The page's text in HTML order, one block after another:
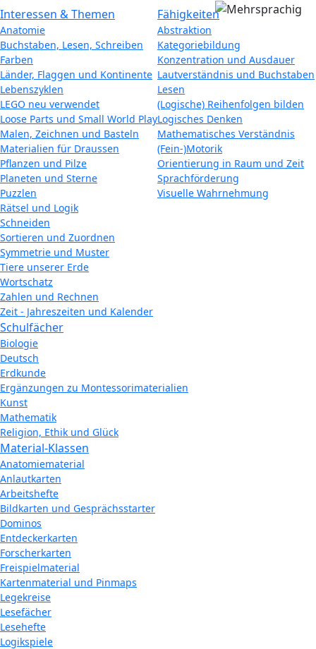
Interessen & Themen
Anatomie
Buchstaben, Lesen, Schreiben
Farben
Länder, Flaggen und Kontinente
Lebenszyklen
LEGO neu verwendet
Loose Parts und Small World Play
Malen, Zeichnen und Basteln
Materialien für Draussen
Pflanzen und Pilze
Planeten und Sterne
Puzzlen
Rätsel und Logik
Schneiden
Sortieren und Zuordnen
Symmetrie und Muster
Tiere unserer Erde
Wortschatz
Zahlen und Rechnen
Zeit - Jahreszeiten und Kalender
Fähigkeiten
Abstraktion
Kategoriebildung
Konzentration und Ausdauer
Lautverständnis und Buchstaben
Lesen
(Logische) Reihenfolgen bilden
Logisches Denken
Mathematisches Verständnis
(Fein-)Motorik
Orientierung in Raum und Zeit
Sprachförderung
Visuelle Wahrnehmung
Schulfächer
Biologie
Deutsch
Erdkunde
Ergänzungen zu Montessorimaterialien
Kunst
Mathematik
Religion, Ethik und Glück
Material-Klassen
Anatomiematerial
Anlautkarten
Arbeitshefte
Bildkarten und Gesprächsstarter
Dominos
Entdeckerkarten
Forscherkarten
Freispielmaterial
Kartenmaterial und Pinmaps
Legekreise
Lesefächer
Lesehefte
Logikspiele